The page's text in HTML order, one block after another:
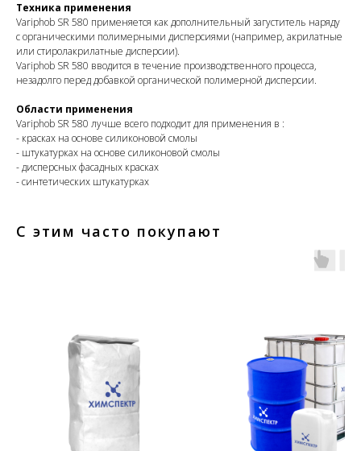
Техника применения
Variphob SR 580 применяется как дополнительный загуститель наряду
с органическими полимерными дисперсиями (например, акрилатные
или стиролакрилатные дисперсии).
Variphob SR 580 вводится в течение производственного процесса,
незадолго перед добавкой органической полимерной дисперсии.
Области применения
Variphob SR 580 лучше всего подходит для применения в :
- красках на основе силиконовой смолы
- штукатурках на основе силиконовой смолы
- дисперсных фасадных красках
- синтетических штукатурках
С этим часто покупают